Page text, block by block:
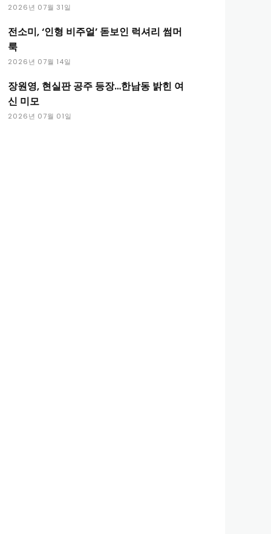
2026년 07월 31일
전소미, ‘인형 비주얼’ 돋보인 럭셔리 썸머
룩
2026년 07월 14일
장원영, 현실판 공주 등장…한남동 밝힌 여
신 미모
2026년 07월 01일